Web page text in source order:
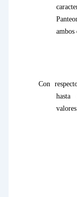
ambos
Con
hasta